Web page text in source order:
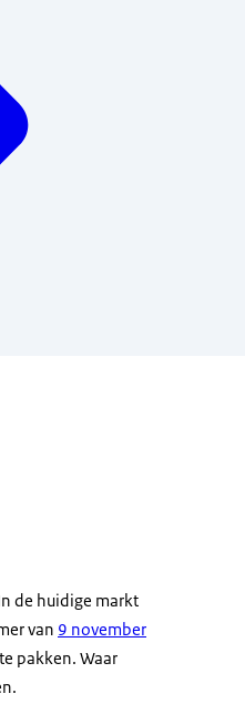
de huidige markt
van 9 november
pakken. Waar